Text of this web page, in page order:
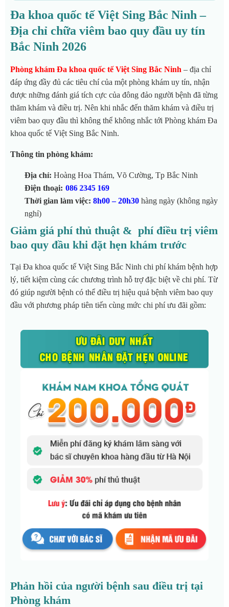
Đa khoa quốc tế Việt Sing Bắc Ninh –
Địa chỉ chữa viêm bao quy đầu uy tín
Bắc Ninh 2026
Phòng khám Đa khoa quốc tế Việt Sing Bắc Ninh – địa chỉ
đáp ứng đầy đủ các tiêu chí của một phòng khám uy tín, nhận
được những đánh giá tích cực của đông đảo người bệnh đã từng
thăm khám và điều trị. Nên khi nhắc đến thăm khám và điều trị
viêm bao quy đầu thì không thể không nhắc tới Phòng khám Đa
khoa quốc tế Việt Sing Bắc Ninh.
Thông tin phòng khám:
Địa chỉ: Hoàng Hoa Thám, Võ Cường, Tp Bắc Ninh
Điện thoại: 086 2345 169
Thời gian làm việc: 8h00 – 20h30 hàng ngày (không ngày
nghỉ)
Giảm giá phí thủ thuật & phí điều trị viêm
bao quy đầu khi đặt hẹn khám trước
Tại Đa khoa quốc tế Việt Sing Bắc Ninh chi phí khám bệnh hợp
lý, tiết kiệm cùng các chương trình hỗ trợ đặc biệt về chi phí. Từ
đó giúp người bệnh có thể điều trị hiệu quả bệnh viêm bao quy
đầu với phương pháp tiên tiến cùng mức chi phí ưu đãi gồm:
Phản hồi của người bệnh sau điều trị tại
Phòng khám